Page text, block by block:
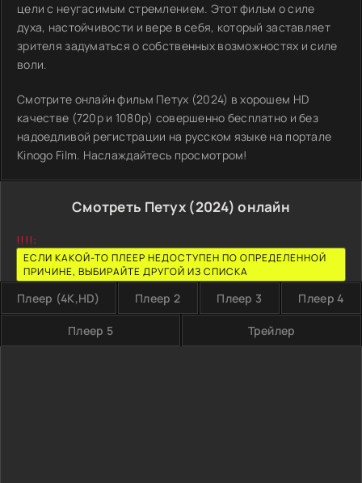
цели с неугасимым стремлением. Этот фильм о силе
духа, настойчивости и вере в себя, который заставляет
зрителя задуматься о собственных возможностях и силе
воли.
Смотрите онлайн фильм Петух (2024) в хорошем HD
качестве (720p и 1080p) совершенно бесплатно и без
надоедливой регистрации на русском языке на портале
Kinogo Film. Наслаждайтесь просмотром!
Смотреть Петух (2024) онлайн
!!!!:
ЕСЛИ КАКОЙ-ТО ПЛЕЕР НЕДОСТУПЕН ПО ОПРЕДЕЛЕННОЙ
ПРИЧИНЕ, ВЫБИРАЙТЕ ДРУГОЙ ИЗ СПИСКА
Плеер (4K,HD) Плеер 2 Плеер 3 Плеер 4
Плеер 5 Трейлер